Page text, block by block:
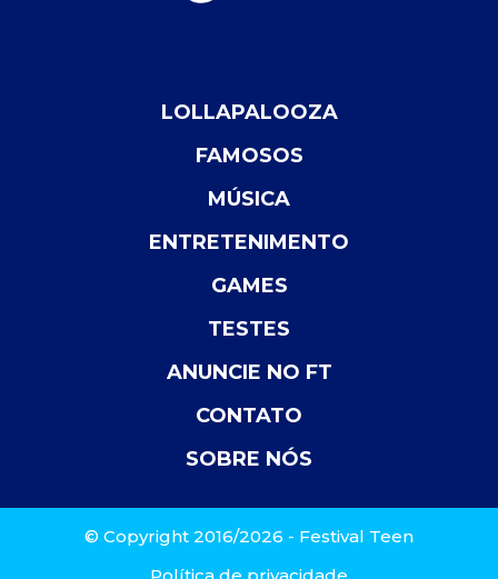
LOLLAPALOOZA
FAMOSOS
MÚSICA
ENTRETENIMENTO
GAMES
TESTES
ANUNCIE NO FT
CONTATO
SOBRE NÓS
© Copyright 2016/2026 - Festival Teen